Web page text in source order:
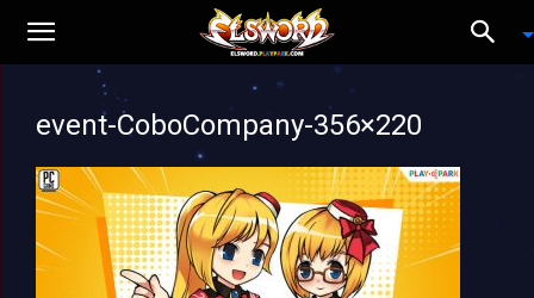
event-CoboCompany-356×220